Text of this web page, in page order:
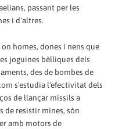
passant per les
i d'altres.
homes, dones i nens que
joguines bèl·liques dels
des de bombes de
s'estudia l'efectivitat dels
de llançar míssils a
de resistir mines, són
amb motors de